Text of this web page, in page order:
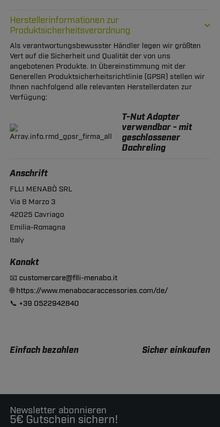
Herstellerinformationen zur
Produktsicherheitsverordnung
Als verantwortungsbewusster Händler legen wir größten
Vert auf die Sicherheit und Qualität der von uns
angebotenen Produkte. In Übereinstimmung mit der
Generellen Produktsicherheitsrichtlinie (GPSR) stellen wir
Ihnen nachfolgend alle relevanten Herstellerdaten zur
Verfügung:
T-Nut Adapter
verwendbar - mit
geschlossener
Dachreling
Anschrift
FLLI MENABÒ SRL
Via 8 Marzo 3
42025 Cavriago
Emilia-Romagna
Italy
Konakt
📧 customercare@flli-menabo.it
🌐https://www.menabocaraccessories.com/de/
📞 +39 0522942840
Einfach bezahlen Sicher einkaufen
Newsletter abonnieren
5€ Gutschein sichern!